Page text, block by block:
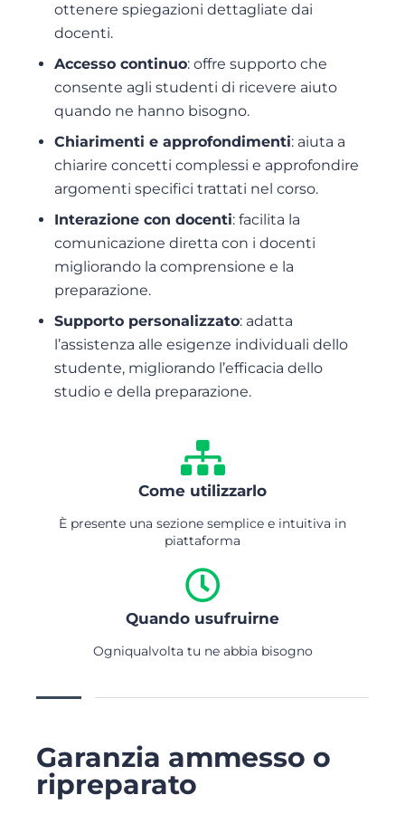
ottenere spiegazioni dettagliate dai
docenti.
Accesso continuo: offre supporto che
consente agli studenti di ricevere aiuto
quando ne hanno bisogno.
Chiarimenti e approfondimenti: aiuta a
chiarire concetti complessi e approfondire
argomenti specifici trattati nel corso.
Interazione con docenti: facilita la
comunicazione diretta con i docenti
migliorando la comprensione e la
preparazione.
Supporto personalizzato: adatta
l’assistenza alle esigenze individuali dello
studente, migliorando l’efficacia dello
studio e della preparazione.
Come utilizzarlo
È presente una sezione semplice e intuitiva in
piattaforma
Quando usufruirne
Ogniqualvolta tu ne abbia bisogno
Garanzia ammesso o
ripreparato